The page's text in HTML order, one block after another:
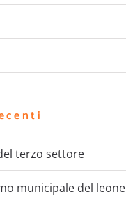
terzo settore
municipale del leone